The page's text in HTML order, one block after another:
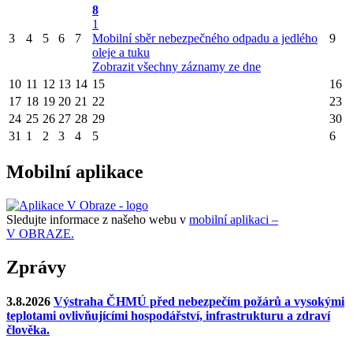
3 4 5 6 7
8
1
Mobilní sběr nebezpečného odpadu a jedlého
oleje a tuku
Zobrazit všechny záznamy ze dne
9
10 11 12 13 14 15
16
17 18 19 20 21 22
23
24 25 26 27 28 29
30
31 1 2 3 4 5 6
Mobilní aplikace
Sledujte informace z našeho webu v mobilní aplikaci –
V OBRAZE.
Zprávy
3.8.2026 Výstraha ČHMÚ před nebezpečím požárů a vysokými
teplotami ovlivňujícími hospodářství, infrastrukturu a zdraví
člověka.